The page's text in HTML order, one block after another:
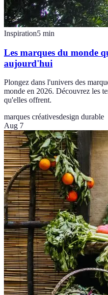
Inspiration5 min
Les marques du monde
aujourd'hui
Plongez dans l'univers des
monde en 2026. Découvrez les
qu'elles offrent.
marques créativesdesign durable
Aug 7